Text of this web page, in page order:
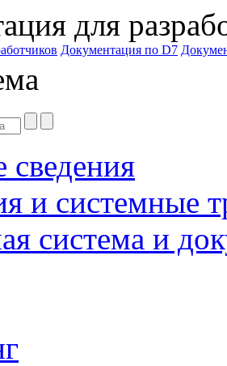
для
Документация по D7
и системные
система и